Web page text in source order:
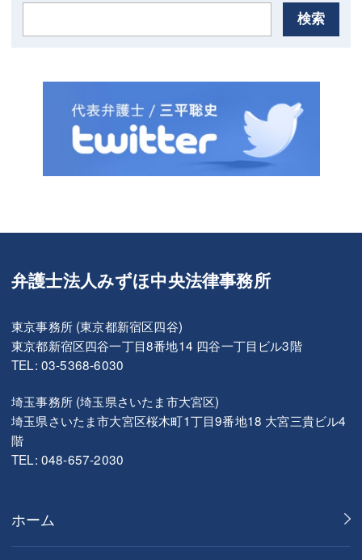
検索
弁護士法人みずほ中央法律事務所
東京事務所 (東京都新宿区四谷)
東京都新宿区四谷一丁目8番地14 四谷一丁目ビル3階
TEL: 03-5368-6030
埼玉事務所 (埼玉県さいたま市大宮区)
埼玉県さいたま市大宮区桜木町1丁目9番地18 大宮三貴ビル4
階
TEL: 048-657-2030
ホーム